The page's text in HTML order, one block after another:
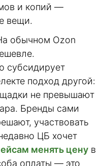
и копий —
вещи.
обычном Ozon
субсидирует
подход другой:
не превышают
Бренды сами
участвовать
ЦБ хочет
менять цену в
оплаты — это